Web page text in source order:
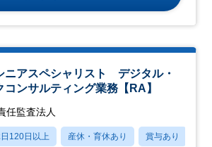
ニアスペシャリスト デジタル・
コンサルティング業務【RA】
任監査法人
120日以上 産休・育休あり 賞与あり